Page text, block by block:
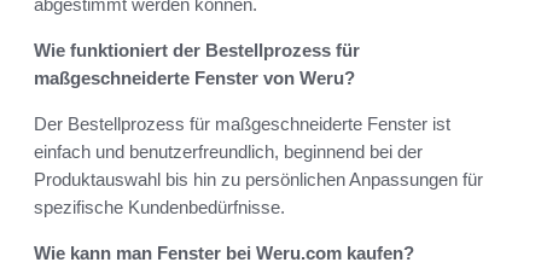
Wie funktioniert der Bestellprozess für
maßgeschneiderte Fenster von Weru?
Der Bestellprozess für maßgeschneiderte Fenster ist
einfach und benutzerfreundlich, beginnend bei der
Produktauswahl bis hin zu persönlichen Anpassungen für
spezifische Kundenbedürfnisse.
Wie kann man Fenster bei Weru.com kaufen?